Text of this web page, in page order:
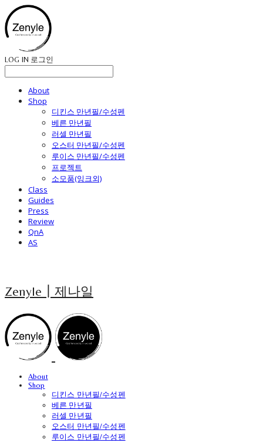
LOG IN 로그인
About
Shop
디킨스 만년필/수성펜
베른 만년필
러셀 만년필
오스터 만년필/수성펜
루이스 만년필/수성펜
프로젝트
소모품(잉크외)
Class
Guides
Press
Review
QnA
AS
Zenyle┃제나일
About
Shop
디킨스 만년필/수성펜
베른 만년필
러셀 만년필
오스터 만년필/수성펜
루이스 만년필/수성펜